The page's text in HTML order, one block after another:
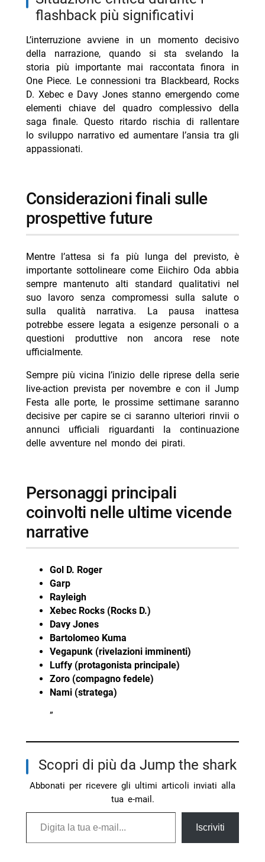
flashback più significativi
L’interruzione avviene in un momento decisivo
della narrazione, quando si sta svelando la
storia più importante mai raccontata finora in
One Piece. Le connessioni tra Blackbeard, Rocks
D. Xebec e Davy Jones stanno emergendo come
elementi chiave del quadro complessivo della
saga finale. Questo ritardo rischia di rallentare
lo sviluppo narrativo ed aumentare l’ansia tra gli
appassionati.
considerazioni finali sulle
prospettive future
Mentre l’attesa si fa più lunga del previsto, è
importante sottolineare come Eiichiro Oda abbia
sempre mantenuto alti standard qualitativi nel
suo lavoro senza compromessi sulla salute o
sulla qualità narrativa. La pausa inattesa
potrebbe essere legata a esigenze personali o a
questioni produttive non ancora rese note
ufficialmente.
Sempre più vicina l’inizio delle riprese della serie
live-action prevista per novembre e con il Jump
Festa alle porte, le prossime settimane saranno
decisive per capire se ci saranno ulteriori rinvii o
annunci ufficiali riguardanti la continuazione
delle avventure nel mondo dei pirati.
personaggi principali
coinvolti nelle ultime vicende
narrative
Gol D. Roger
Garp
Rayleigh
Xebec Rocks (Rocks D.)
Davy Jones
Bartolomeo Kuma
Vegapunk (rivelazioni imminenti)
Luffy (protagonista principale)
Zoro (compagno fedele)
Nami (stratega)
”
Scopri di più da Jump the shark
Abbonati per ricevere gli ultimi articoli inviati alla
tua e-mail.
Digita la tua e-mail...
Iscriviti